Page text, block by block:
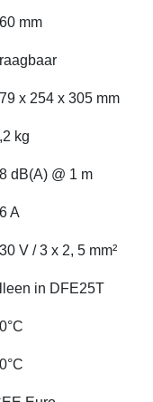
mm
x 254 x 305 mm
kg
dB(A) @ 1 m
A
V / 3 x 2, 5 mm²
in DFE25T